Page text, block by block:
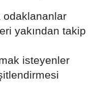
odaklananlar
yakından takip
isteyenler